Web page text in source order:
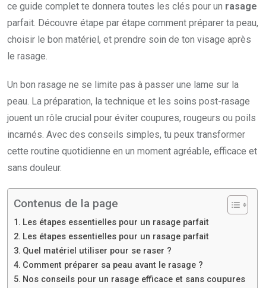
ce guide complet te donnera toutes les clés pour un rasage
parfait. Découvre étape par étape comment préparer ta peau,
choisir le bon matériel, et prendre soin de ton visage après
le rasage.
Un bon rasage ne se limite pas à passer une lame sur la
peau. La préparation, la technique et les soins post-rasage
jouent un rôle crucial pour éviter coupures, rougeurs ou poils
incarnés. Avec des conseils simples, tu peux transformer
cette routine quotidienne en un moment agréable, efficace et
sans douleur.
Contenus de la page
Les étapes essentielles pour un rasage parfait
Les étapes essentielles pour un rasage parfait
Quel matériel utiliser pour se raser ?
Comment préparer sa peau avant le rasage ?
Nos conseils pour un rasage efficace et sans coupures